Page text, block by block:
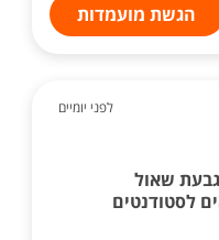
הגשת מועמדות
לפני יומיים
שאול
לסטודנטים